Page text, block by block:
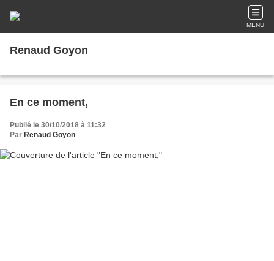
MENU
Renaud Goyon
En ce moment,
Publié le 30/10/2018 à 11:32
Par Renaud Goyon